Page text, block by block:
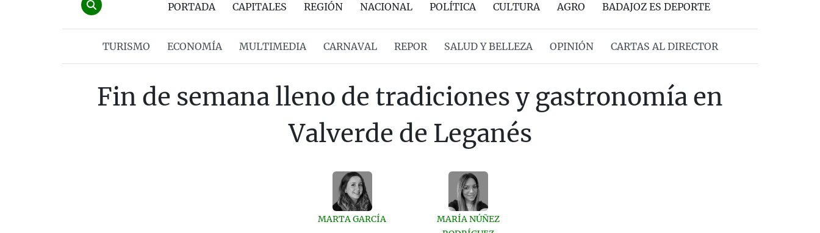
PORTADA CAPITALES REGIÓN NACIONAL POLÍTICA CULTURA AGRO BADAJOZ ES DEPORTE
TURISMO ECONOMÍA MULTIMEDIA CARNAVAL REPOR SALUD Y BELLEZA OPINIÓN CARTAS AL DIRECTOR
Fin de semana lleno de tradiciones y gastronomía en
Valverde de Leganés
MARTA GARCÍA
MARÍA NÚÑEZ